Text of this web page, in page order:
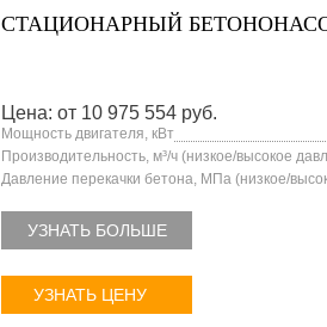
СТАЦИОНАРНЫЙ БЕТОНОНАСОС
Цена: от 10 975 554 руб.
Мощность двигателя, кВт
Производительность, м³/ч (низкое/высокое
Давление перекачки бетона, МПа (низкое/
УЗНАТЬ БОЛЬШЕ
УЗНАТЬ ЦЕНУ